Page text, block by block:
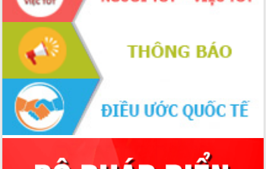
Lãnh đạo tỉnh dâng hương tưởng niệm
tại Đập Đồng Cam đầu Xuân Bính Ngọ
Ngành nông nghiệp phấn đấu tăng
trưởng đạt 5,86% trong năm 2026
UBND tỉnh Đắk Lắk triển khai công tác
quốc phòng, quân sự địa phương năm
2026
Đắk Lắk tập trung toàn lực khắc phục
tồn tại IUU, sẵn sàng làm việc với
Đoàn thanh tra EC
Chủ tịch UBND tỉnh Tạ Anh Tuấn thăm,
chúc mừng các bệnh viện nhân Ngày
Thầy thuốc Việt Nam